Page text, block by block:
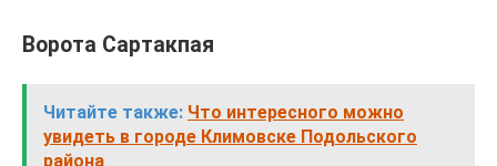
Ворота Сартакпая
Читайте также: Что интересного можно
увидеть в городе Климовске Подольского
района